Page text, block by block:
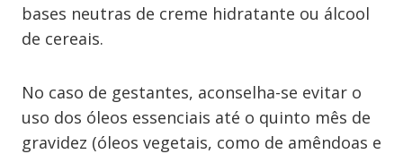
bases neutras de creme hidratante ou álcool
de cereais.
No caso de gestantes, aconselha-se evitar o
uso dos óleos essenciais até o quinto mês de
gravidez (óleos vegetais, como de amêndoas e